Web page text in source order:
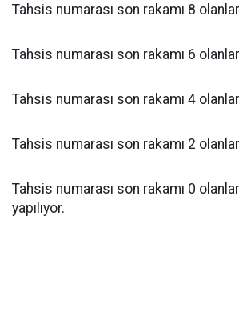
Tahsis numarası son rakamı 8
Tahsis numarası son rakamı 6
Tahsis numarası son rakamı 4
Tahsis numarası son rakamı 2
Tahsis numarası son rakamı 0
yapılıyor.